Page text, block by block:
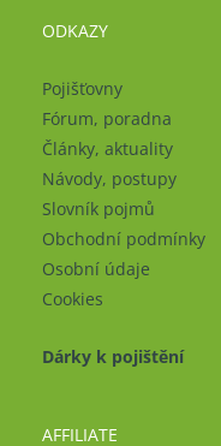
ODKAZY
Pojišťovny
Fórum, poradna
Články, aktuality
Návody, postupy
Slovník pojmů
Obchodní podmínky
Osobní údaje
Cookies
Dárky k pojištění
AFFILIATE